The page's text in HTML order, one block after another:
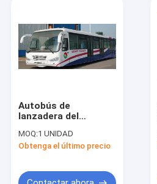
Autobús de
lanzadera del
carbono durable del
cuerpo de acero de
rey AC
MOQ:1 UNIDAD
Obtenga el último precio